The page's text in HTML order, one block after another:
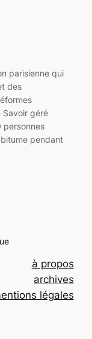
parisienne qui
des
Savoir géré
personnes
pendant
à propos
archives
légales